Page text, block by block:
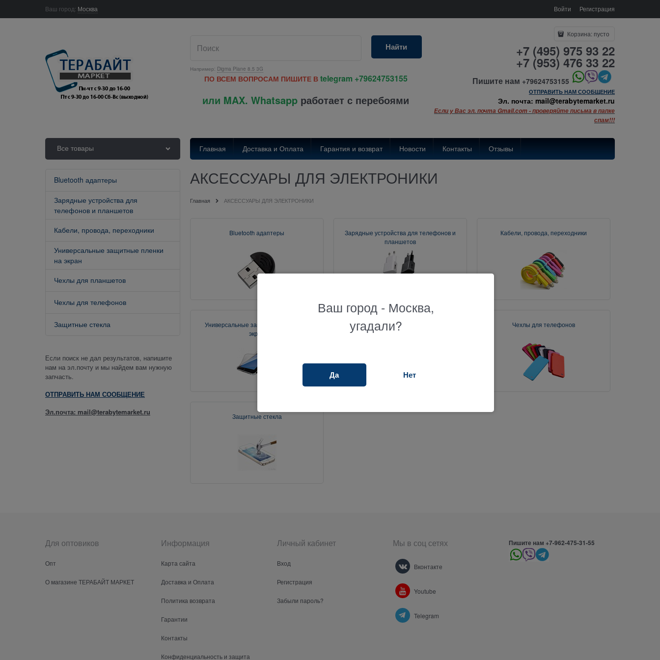
Ваш город: Москва Войти Регистрация
Например: Digma Plane 8.5 3G
Найти
ПО ВСЕМ ВОПРОСАМ ПИШИТЕ В telegram +79624753155
или MAX. Whatsapp работает с перебоями
Корзина: пусто
+7 (495) 975 93 22
+7 (953) 476 33 22
Пишите нам +79624753155
ОТПРАВИТЬ НАМ СООБЩЕНИЕ
Эл. почта: mail@terabytemarket.ru
Если у Вас эл. почта Gmail.com - проверяйте письма в папке
спам!!!
Все товары Главная Доставка и Оплата Гарантия и возврат Новости Контакты Отзывы
Bluetooth адаптеры
Зарядные устройства для
телефонов и планшетов
Кабели, провода, переходники
Универсальные защитные пленки
на экран
Чехлы для планшетов
Чехлы для телефонов
Защитные стекла
Если поиск не дал результатов, напишите
нам на эл.почту и мы найдем вам нужную
запчасть.
ОТПРАВИТЬ НАМ СООБЩЕНИЕ
Эл.почта: mail@terabytemarket.ru
АКСЕССУАРЫ ДЛЯ ЭЛЕКТРОНИКИ
Главная АКСЕССУАРЫ ДЛЯ ЭЛЕКТРОНИКИ
Bluetooth адаптеры
Зарядные устройства для телефонов и
планшетов
Кабели, провода, переходники
Универсальные защитные пленки на
экран
Чехлы для планшетов Чехлы для телефонов
Защитные стекла
Для оптовиков
Опт
О магазине ТЕРАБАЙТ МАРКЕТ
Информация
Карта сайта
Доставка и Оплата
Политика возврата
Гарантии
Контакты
Конфиденциальность и защита
Личный кабинет
Вход
Регистрация
Забыли пароль?
Мы в соц сетях
Вконтакте
Youtube
Telegram
Пишите нам +7-962-475-31-55
Ваш город - Москва,
угадали?
Да Нет